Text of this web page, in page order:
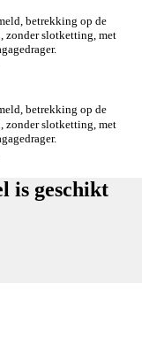
betrekking op de
zonder slotketting, met
betrekking op de
zonder slotketting, met
is geschikt